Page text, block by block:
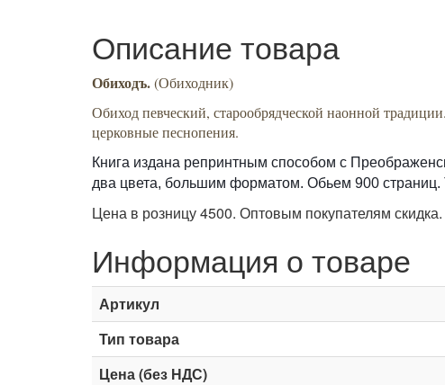
Описание товара
Обиходъ.(Обиходник)
Обиход певческий, старообрядческой наонной
церковные песнопения.
Книга издана репринтным способом с
два цвета, большим форматом. Обьем 900 страниц.
Цена в розницу 4500. Оптовым покупателям скидка.
Информация о товаре
Артикул
Тип товара
Цена (без НДС)